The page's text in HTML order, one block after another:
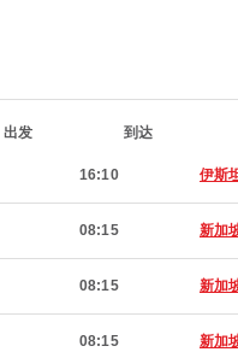
出发 到达
16:10 伊斯
08:15 新加
08:15 新加
08:15 新加